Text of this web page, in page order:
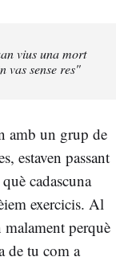
vius una mort
vas sense res"
amb un grup de
estaven passant
cadascuna
exercicis. Al
malament perquè
de tu com a